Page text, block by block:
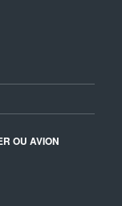
OU AVION